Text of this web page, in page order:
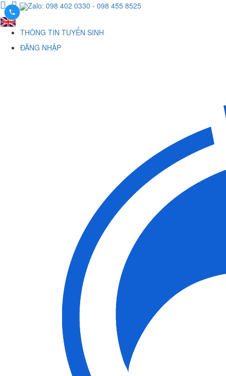
Zalo: 098 402 0330 - 098 455 8525
THÔNG TIN TUYỂN SINH
ĐĂNG NHẬP